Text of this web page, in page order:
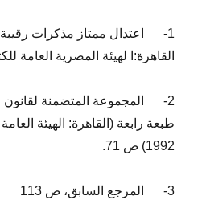
1-
القاهرة:ا لهيئة المصرية العامة للكتاب،
2-
طبعة رابعة (القاهرة: الهيئة
1992) ص 71.
3- المرجع السابق، ص 113